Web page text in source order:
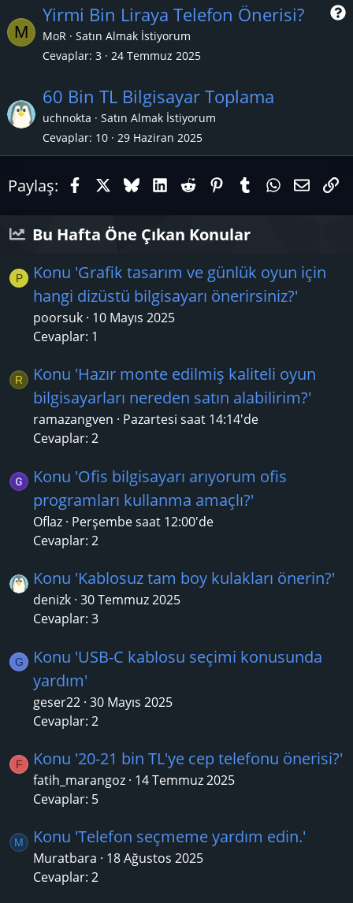
M
S
Yirmi Bin Liraya Telefon Önerisi?
MoR
Satın Almak İstiyorum
Cevaplar 3 24 Temmuz 2025
60 Bin TL Bilgisayar Toplama
uchnokta
Satın Almak İstiyorum
Cevaplar 10 29 Haziran 2025
Paylaş: FacebookX (Twitter)
BlueskyLinkedIn
RedditPinterestTumblrE-
Bu Hafta Öne Çıkan Konular
P
Konu 'Grafik tasarım ve günlük oyun için
hangi dizüstü bilgisayarı önerirsiniz?'
poorsuk 10 Mayıs 2025
Cevaplar: 1
R
Konu 'Hazır monte edilmiş kaliteli oyun
bilgisayarları nereden satın alabilirim?'
ramazangven
Pazartesi saat 14:14'de
Cevaplar: 2
Konu 'Ofis bilgisayarı arıyorum ofis
programları kullanma amaçlı?'
Oflaz Perşembe saat 12:00'de
Cevaplar: 2
Konu 'Kablosuz tam boy kulakları önerin?'
denizk 30 Temmuz 2025
Cevaplar: 3
G
Konu 'USB-C kablosu seçimi konusunda
yardım'
geser22 30 Mayıs 2025
Cevaplar: 2
F Konu '20-21 bin TL'ye cep telefonu önerisi?'
fatih_marangoz 14 Temmuz 2025
Cevaplar: 5
M Konu 'Telefon seçmeme yardım edin.'
Muratbara
18 Ağustos 2025
Cevaplar: 2